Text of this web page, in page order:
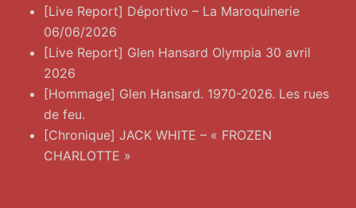
[Live Report] Déportivo – La Maroquinerie
06/06/2026
[Live Report] Glen Hansard Olympia 30 avril
2026
[Hommage] Glen Hansard. 1970-2026. Les rues
de feu.
[Chronique] JACK WHITE – « FROZEN
CHARLOTTE »